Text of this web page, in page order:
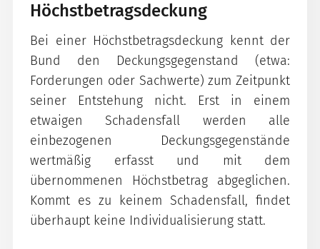
Höchstbetragsdeckung
Bei einer Höchstbetragsdeckung kennt der
Bund den Deckungsgegenstand (etwa:
Forderungen oder Sachwerte) zum Zeitpunkt
seiner Entstehung nicht. Erst in einem
etwaigen Schadensfall werden alle
einbezogenen Deckungsgegenstände
wertmäßig erfasst und mit dem
übernommenen Höchstbetrag abgeglichen.
Kommt es zu keinem Schadensfall, findet
überhaupt keine Individualisierung statt.